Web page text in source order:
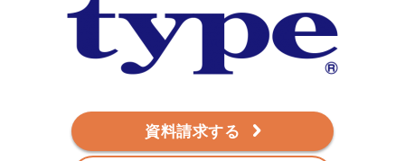
資料請求する